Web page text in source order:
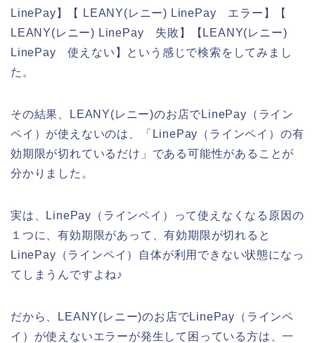
LinePay】【 LEANY(レニー) LinePay エラー】【
LEANY(レニー) LinePay 失敗】【LEANY(レニー)
LinePay 使えない】という感じで検索をしてみまし
た。
その結果、LEANY(レニー)のお店でLinePay（ライン
ペイ）が使えないのは、「LinePay（ラインペイ）の有
効期限が切れているだけ」である可能性があることが
分かりました。
実は、LinePay（ラインペイ）って使えなくなる原因の
１つに、有効期限があって、有効期限が切れると
LinePay（ラインペイ）自体が利用できない状態になっ
てしまうんですよね♪
だから、LEANY(レニー)のお店でLinePay（ラインペ
イ）が使えないエラーが発生して困っている方は、一